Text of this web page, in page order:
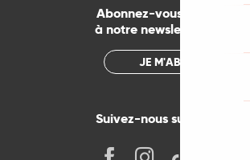
Abonnez-vous
à notre newsletter
JE M'ABONNE
Suivez-nous sur les